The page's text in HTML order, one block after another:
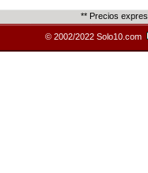
** Precios
© 2002/2022 Solo10.com